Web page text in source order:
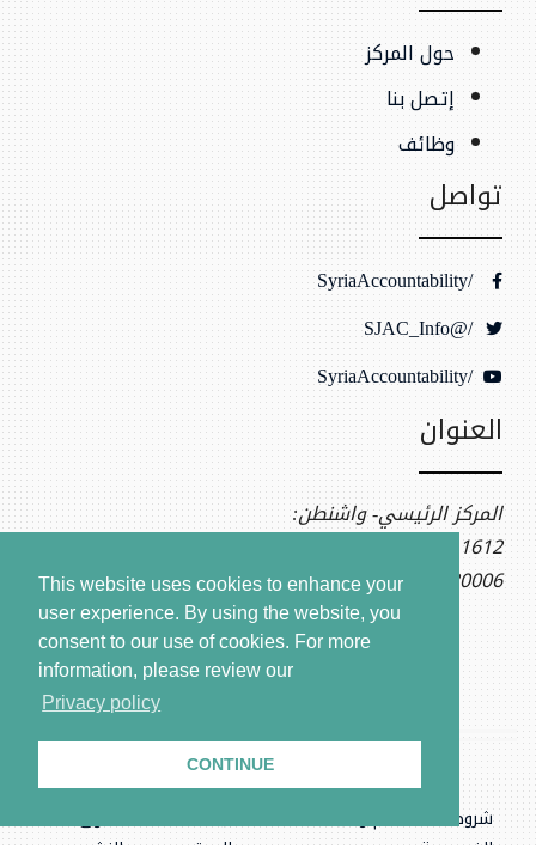
This website uses cookies to enhance your
user experience. By using the website, you
consent to our use of cookies. For more
information, please review our
Privacy policy
CONTINUE
حول المركز
إتصل بنا
وظائف
تواصل
/SyriaAccountability
/@SJAC_Info
/SyriaAccountability
العنوان
المركز الرئيسي- واشنطن:
1612 K St NW, Ste 400
Washington, DC 20006
شروط الاستخدام وسياسة
الخصوصية
بيانات
الموقع
حقوق
النشر